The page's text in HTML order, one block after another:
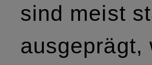
sind meist
ausgeprägt,